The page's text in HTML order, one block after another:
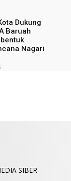
Dukung
Baruah
Nagari
SIBER